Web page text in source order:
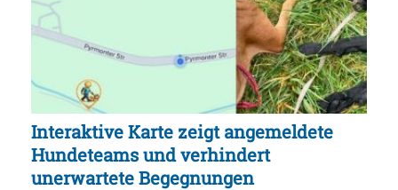
Interaktive Karte zeigt angemeldete
Hundeteams und verhindert
unerwartete Begegnungen